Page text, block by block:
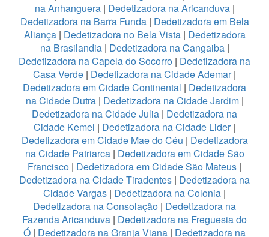
na Anhanguera| Dedetizadora na Aricanduva|
Dedetizadora na Barra Funda | Dedetizadora em Bela
Aliança | Dedetizadora no Bela Vista| Dedetizadora
na Brasilandia| Dedetizadora na Cangaiba|
Dedetizadora na Capela do Socorro | Dedetizadora na
Casa Verde | Dedetizadora na Cidade Ademar|
Dedetizadora em Cidade Continental | Dedetizadora
na Cidade Dutra | Dedetizadora na Cidade Jardim|
Dedetizadora na Cidade Julia | Dedetizadora na
Cidade Kemel | Dedetizadora na Cidade Lider|
Dedetizadora em Cidade Mae do Céu | Dedetizadora
na Cidade Patriarca| Dedetizadora em Cidade São
Francisco | Dedetizadora em Cidade São Mateus |
Dedetizadora na Cidade Tiradentes | Dedetizadora na
Cidade Vargas | Dedetizadora na Colonia |
Dedetizadora na Consolação | Dedetizadora na
Fazenda Aricanduva | Dedetizadora na Freguesia do
Ó | Dedetizadora na Granja Viana | Dedetizadora na